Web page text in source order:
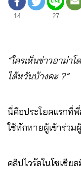
14 27
“ใครเห็นข่าวอาม่า
ไต้หวันบ้างคะ ?”
นี่คือประโยคแรกที่
ใช้ทักทายผู้เข้าร่วม
คลิปไวรัลในโซเชี